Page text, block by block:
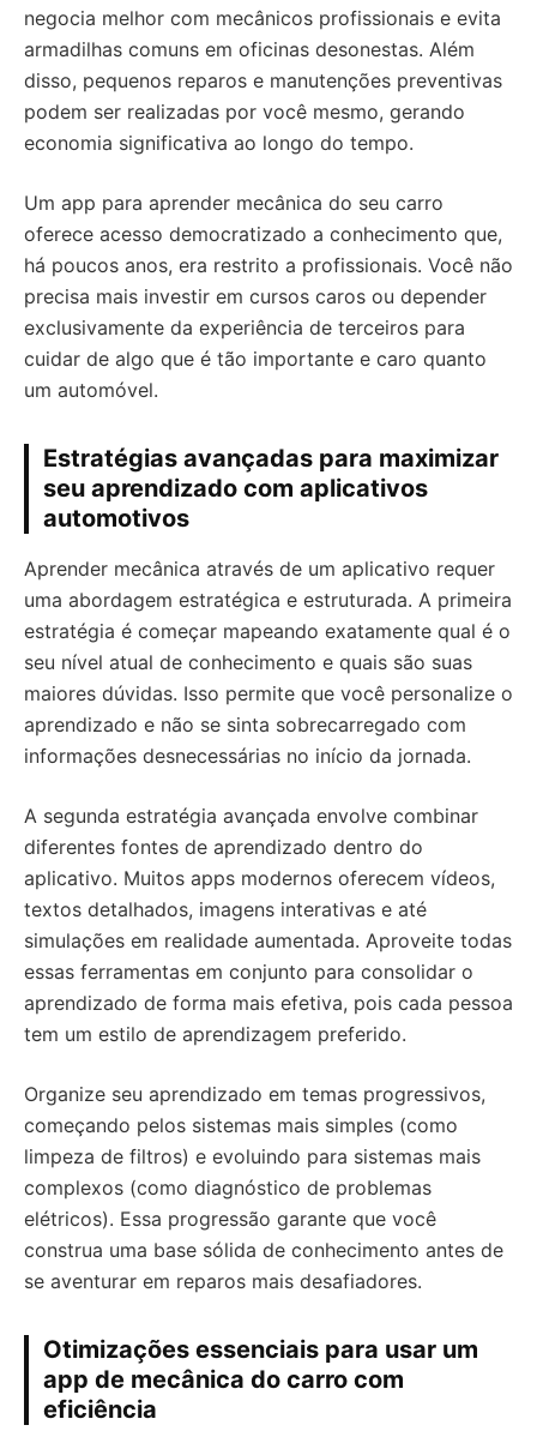
negocia melhor com mecânicos profissionais e evita
armadilhas comuns em oficinas desonestas. Além
disso, pequenos reparos e manutenções preventivas
podem ser realizadas por você mesmo, gerando
economia significativa ao longo do tempo.
Um app para aprender mecânica do seu carro
oferece acesso democratizado a conhecimento que,
há poucos anos, era restrito a profissionais. Você não
precisa mais investir em cursos caros ou depender
exclusivamente da experiência de terceiros para
cuidar de algo que é tão importante e caro quanto
um automóvel.
Estratégias avançadas para maximizar
seu aprendizado com aplicativos
automotivos
Aprender mecânica através de um aplicativo requer
uma abordagem estratégica e estruturada. A primeira
estratégia é começar mapeando exatamente qual é o
seu nível atual de conhecimento e quais são suas
maiores dúvidas. Isso permite que você personalize o
aprendizado e não se sinta sobrecarregado com
informações desnecessárias no início da jornada.
A segunda estratégia avançada envolve combinar
diferentes fontes de aprendizado dentro do
aplicativo. Muitos apps modernos oferecem vídeos,
textos detalhados, imagens interativas e até
simulações em realidade aumentada. Aproveite todas
essas ferramentas em conjunto para consolidar o
aprendizado de forma mais efetiva, pois cada pessoa
tem um estilo de aprendizagem preferido.
Organize seu aprendizado em temas progressivos,
começando pelos sistemas mais simples (como
limpeza de filtros) e evoluindo para sistemas mais
complexos (como diagnóstico de problemas
elétricos). Essa progressão garante que você
construa uma base sólida de conhecimento antes de
se aventurar em reparos mais desafiadores.
Otimizações essenciais para usar um
app de mecânica do carro com
eficiência